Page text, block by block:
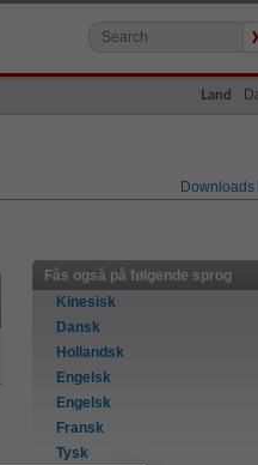
Land
Downloads
Fås også på følgende sprog
Kinesisk
Dansk
Hollandsk
Engelsk
Engelsk
Fransk
Tysk